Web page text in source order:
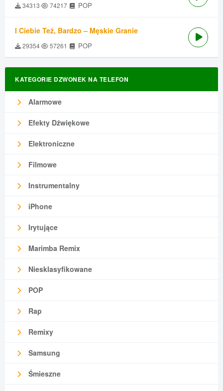
34313 74217 POP
I Ciebie Też, Bardzo – Męskie Granie
29354 57261 POP
KATEGORIE DZWONEK NA TELEFON
Alarmowe
Efekty Dźwiękowe
Elektroniczne
Filmowe
Instrumentalny
iPhone
Irytujące
Marimba Remix
Niesklasyfikowane
POP
Rap
Remixy
Samsung
Śmieszne